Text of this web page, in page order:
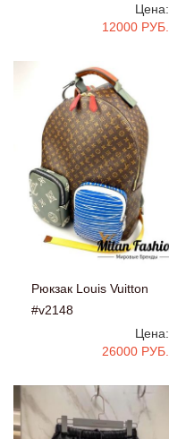
Цена:
12000 РУБ.
Рюкзак Louis Vuitton
#v2148
Цена:
26000 РУБ.